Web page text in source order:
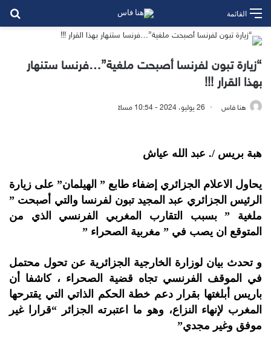
القائمة
“زيارة تبون لفرنسا أصبحت ملغية”…فرنسا ستنهار
بهذا القرار !!!
هنا فاس 26 يوليو، 2024 - 10:54 مساءً
هبة بريس /. عبد الله عياش
يحاول الاعلام الجزائري إضفاء طابع ” الهيلمان” على زيارة
الرئيس الجزائري عبد المجيد تبون لفرنسا والتي أصبحت ”
ملغية ” بسبب التقارب المغربي الفرنسي الذي من
المتوقع ان يصب في ” مغربية الصحراء ”
و تحدث بيان لوزارة الخارجية الجزائرية عن تحول محتمل
في الموقف الفرنسي تجاه قضية الصحراء ، كاشفا أن
باريس أبلغتها بقرار دعم خطة الحكم الذاتي التي يقترحها
المغرب لإنهاء النزاع، وهو ما اعتبرته الجزائر “قرارا غير
موفق وغير مجدي”